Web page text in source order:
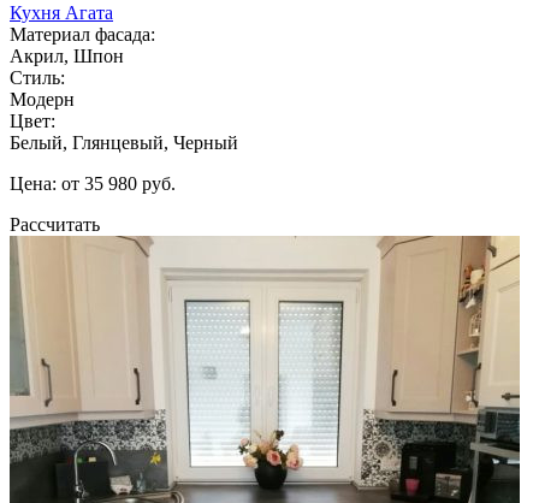
Кухня Агата
Материал фасада:
Акрил, Шпон
Стиль:
Модерн
Цвет:
Белый, Глянцевый, Черный
Цена: от 35 980 руб.
Рассчитать